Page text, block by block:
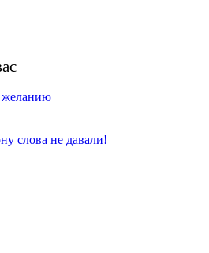
желанию
слова не давали!